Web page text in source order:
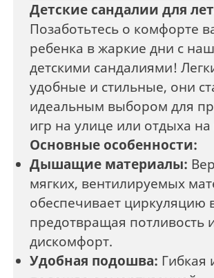
Детские сандалии для
Позаботьтесь о комфорте
ребенка в жаркие дни с
детскими сандалиями!
удобные и стильные, они
идеальным выбором для
игр на улице или отдыха
Основные особенности:
Дышащие материалы:
мягких, вентилируемых
обеспечивает циркуляцию
предотвращая потливость
дискомфорт.
Удобная подошва: Гибкая